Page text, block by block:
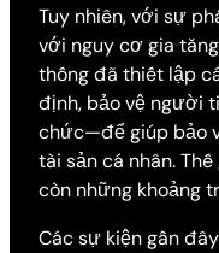
Tuy nhiên, với sự
với nguy cơ gia
thống đã thiết lập
định, bảo vệ người
chức—để giúp bảo
tài sản cá nhân.
còn những khoảng
Các sự kiện gần